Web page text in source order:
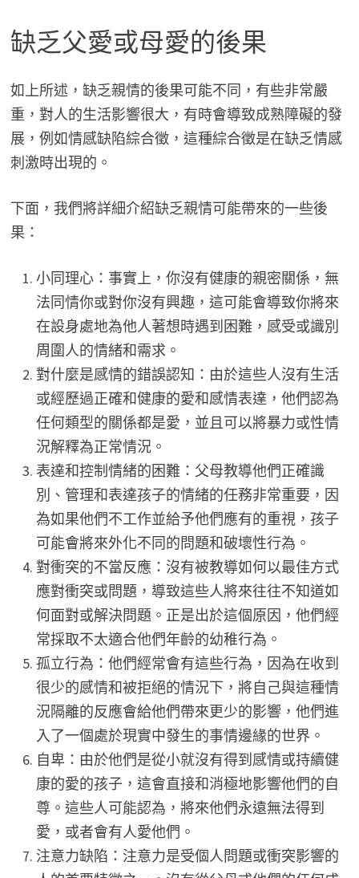
缺乏父愛或母愛的後果
如上所述，缺乏親情的後果可能不同，有些非常嚴
重，對人的生活影響很大，有時會導致成熟障礙的發
展，例如情感缺陷綜合徵，這種綜合徵是在缺乏情感
刺激時出現的。
下面，我們將詳細介紹缺乏親情可能帶來的一些後
果：
小同理心：事實上，你沒有健康的親密關係，無
法同情你或對你沒有興趣，這可能會導致你將來
在設身處地為他人著想時遇到困難，感受或識別
周圍人的情緒和需求。
對什麼是感情的錯誤認知：由於這些人沒有生活
或經歷過正確和健康的愛和感情表達，他們認為
任何類型的關係都是愛，並且可以將暴力或性情
況解釋為正常情況。
表達和控制情緒的困難：父母教導他們正確識
別、管理和表達孩子的情緒的任務非常重要，因
為如果他們不工作並給予他們應有的重視，孩子
可能會將來外化不同的問題和破壞性行為。
對衝突的不當反應：沒有被教導如何以最佳方式
應對衝突或問題，導致這些人將來往往不知道如
何面對或解決問題。正是出於這個原因，他們經
常採取不太適合他們年齡的幼稚行為。
孤立行為：他們經常會有這些行為，因為在收到
很少的感情和被拒絕的情況下，將自己與這種情
況隔離的反應會給他們帶來更少的影響，他們進
入了一個處於現實中發生的事情邊緣的世界。
自卑：由於他們是從小就沒有得到感情或持續健
康的愛的孩子，這會直接和消極地影響他們的自
尊。這些人可能認為，將來他們永遠無法得到
愛，或者會有人愛他們。
注意力缺陷：注意力是受個人問題或衝突影響的